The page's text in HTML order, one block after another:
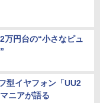
万円台の“小さなピュ
型イヤフォン「UU2
ニアが語る